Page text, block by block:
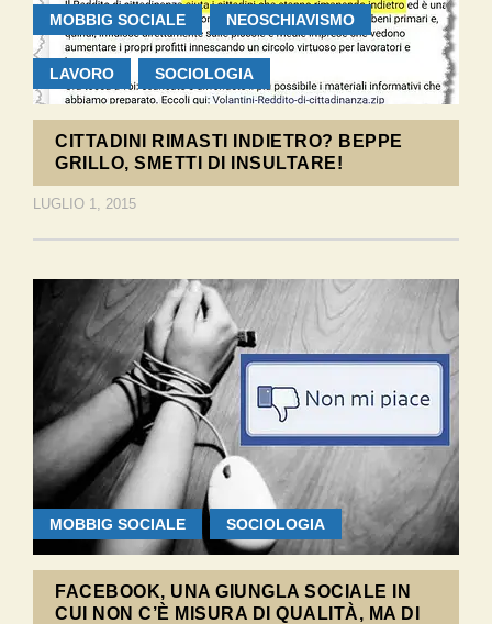
MOBBIG SOCIALE NEOSCHIAVISMO
LAVORO SOCIOLOGIA
CITTADINI RIMASTI INDIETRO? BEPPE
GRILLO, SMETTI DI INSULTARE!
LUGLIO 1, 2015
MOBBIG SOCIALE SOCIOLOGIA
FACEBOOK, UNA GIUNGLA SOCIALE IN
CUI NON C’È MISURA DI QUALITÀ, MA DI